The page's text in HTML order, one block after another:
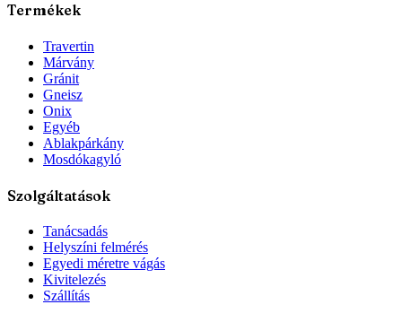
Termékek
Travertin
Márvány
Gránit
Gneisz
Onix
Egyéb
Ablakpárkány
Mosdókagyló
Szolgáltatások
Tanácsadás
Helyszíni felmérés
Egyedi méretre vágás
Kivitelezés
Szállítás